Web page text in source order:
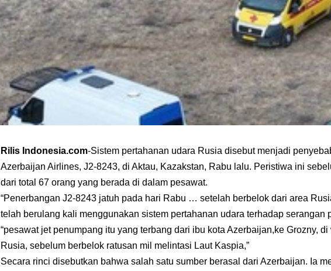
Rilis Indonesia.com-Sistem pertahanan udara Rusia disebut menjadi
Azerbaijan Airlines, J2-8243, di Aktau, Kazakstan, Rabu lalu. Peristiwa ini
dari total 67 orang yang berada di dalam pesawat.
“Penerbangan J2-8243 jatuh pada hari Rabu … setelah berbelok dari area
telah berulang kali menggunakan sistem pertahanan udara terhadap serangan
“pesawat jet penumpang itu yang terbang dari ibu kota Azerbaijan,ke Grozny,
Rusia, sebelum berbelok ratusan mil melintasi Laut Kaspia,”
Secara rinci disebutkan bahwa salah satu sumber berasal dari Azerbaijan. Ia